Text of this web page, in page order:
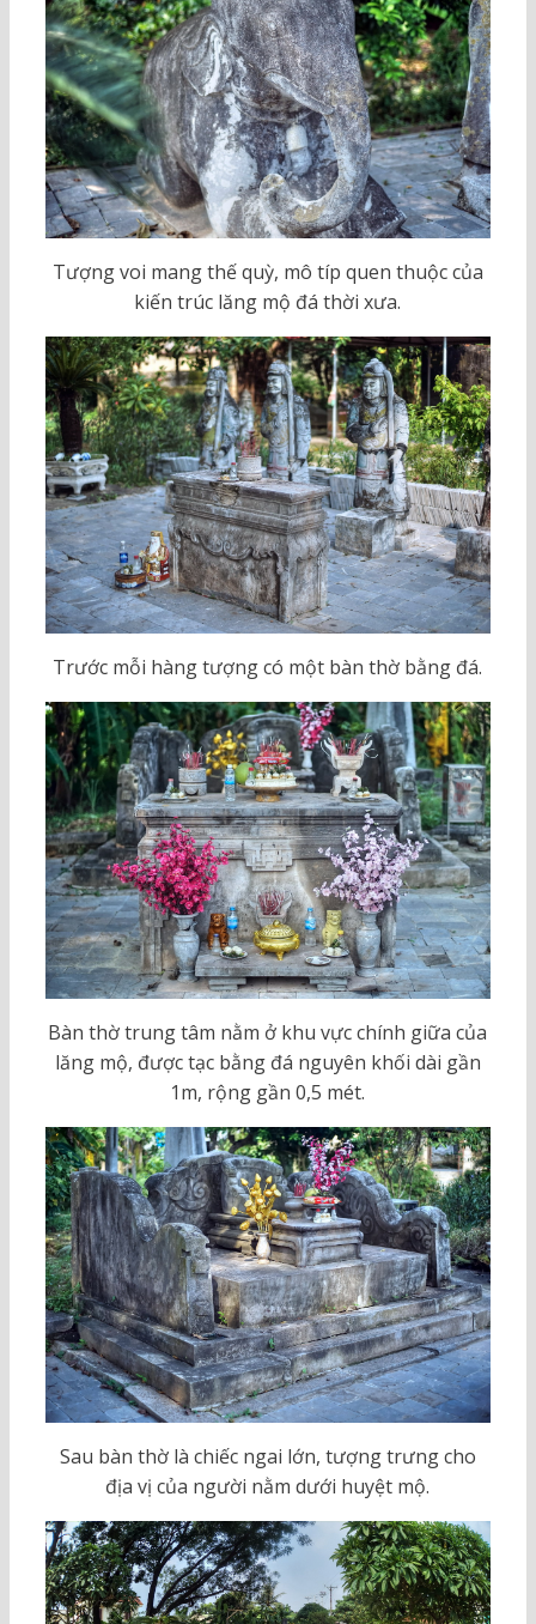
Tượng voi mang thế quỳ, mô típ quen thuộc của
kiến trúc lăng mộ đá thời xưa.
Trước mỗi hàng tượng có một bàn thờ bằng đá.
Bàn thờ trung tâm nằm ở khu vực chính giữa của
lăng mộ, được tạc bằng đá nguyên khối dài gần
1m, rộng gần 0,5 mét.
Sau bàn thờ là chiếc ngai lớn, tượng trưng cho
địa vị của người nằm dưới huyệt mộ.